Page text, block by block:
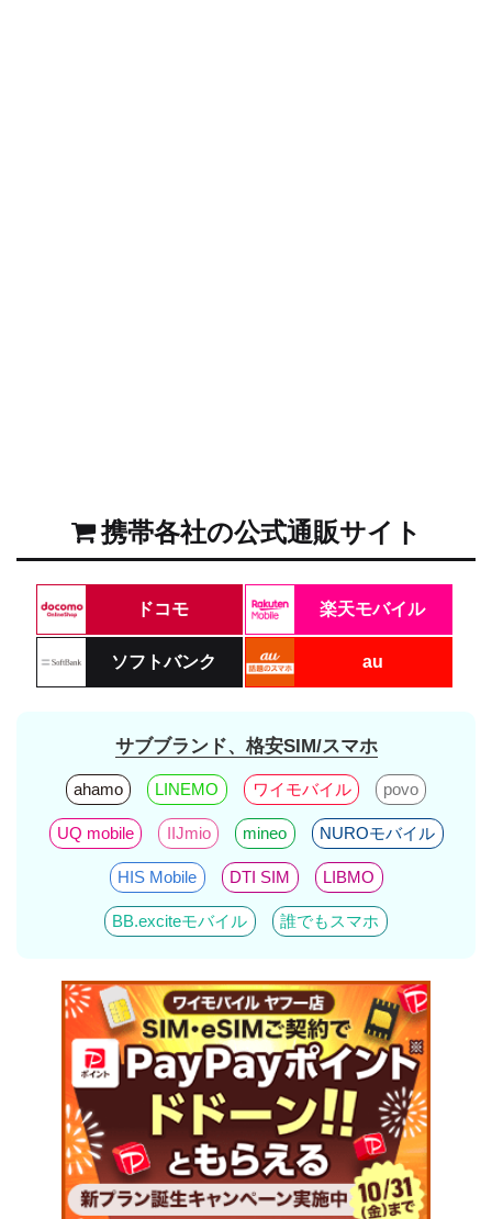
携帯各社の公式通販サイト
ドコモ 楽天モバイル
ソフトバンク au
サブブランド、格安SIM/スマホ
ahamo LINEMO ワイモバイル povo
UQ mobile IIJmio mineo NUROモバイル
HIS Mobile DTI SIM LIBMO
BB.exciteモバイル 誰でもスマホ